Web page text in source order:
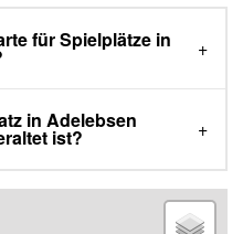
für Spielplätze in
in Adelebsen
ist?